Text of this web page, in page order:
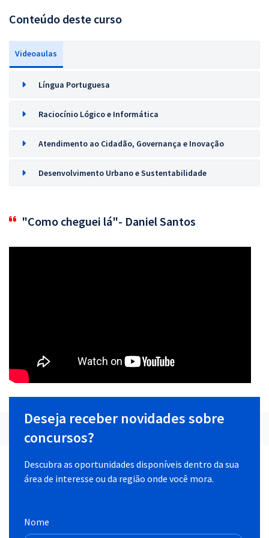
Conteúdo deste curso
Videoaulas
Língua Portuguesa
Raciocínio Lógico e Informática
Atendimento ao Cidadão, Governança e Inovação
Desenvolvimento Urbano e Sustentabilidade
"Como cheguei lá"- Daniel Santos
Deseja receber novidades sobre
concursos?
Descubra as oportunidades disponíveis dentro da sua
área de interesse ou da região onde você mora.
Nome